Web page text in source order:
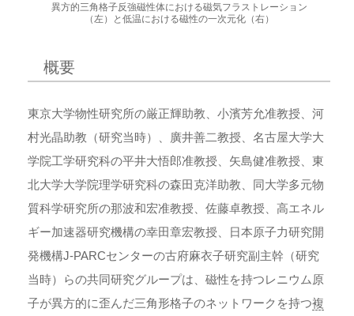
異方的三角格子反強磁性体における磁気フラストレーション
（左）と低温における磁性の一次元化（右）
概要
東京大学物性研究所の厳正輝助教、小濱芳允准教授、河
村光晶助教（研究当時）、廣井善二教授、名古屋大学大
学院工学研究科の平井大悟郎准教授、矢島健准教授、東
北大学大学院理学研究科の森田克洋助教、同大学多元物
質科学研究所の那波和宏准教授、佐藤卓教授、高エネル
ギー加速器研究機構の幸田章宏教授、日本原子力研究開
発機構J-PARCセンターの古府麻衣子研究副主幹（研究
当時）らの共同研究グループは、磁性を持つレニウム原
子が異方的に歪んだ三角形格子のネットワークを持つ複